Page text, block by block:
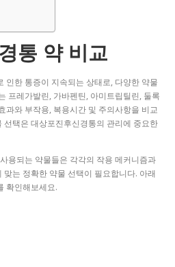
통 약 비교
인한 통증이 지속되는 상태로, 다양한 약물
프레가발린, 가바펜틴, 아미트립틸린, 둘록
과와 부작용, 복용시간 및 주의사항을 비교
택은 대상포진후신경통의 관리에 중요한
용되는 약물들은 각각의 작용 메커니즘과
는 정확한 약물 선택이 필요합니다. 아래
확인해보세요.